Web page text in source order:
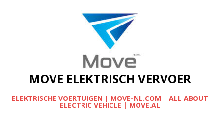
MOVE ELEKTRISCH VERVOER
ELEKTRISCHE VOERTUIGEN | MOVE-NL.COM | ALL ABOUT
ELECTRIC VEHICLE | MOVE.AL